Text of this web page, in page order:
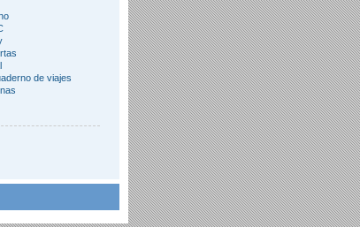
de viajes